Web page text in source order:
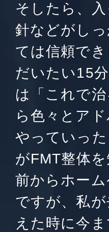
そしたら、
針などがし
ては信頼でき
だいたい15
は「これで
ら色々とア
やっていっ
がFMT整体
前からホー
ですが、私
えた時に今